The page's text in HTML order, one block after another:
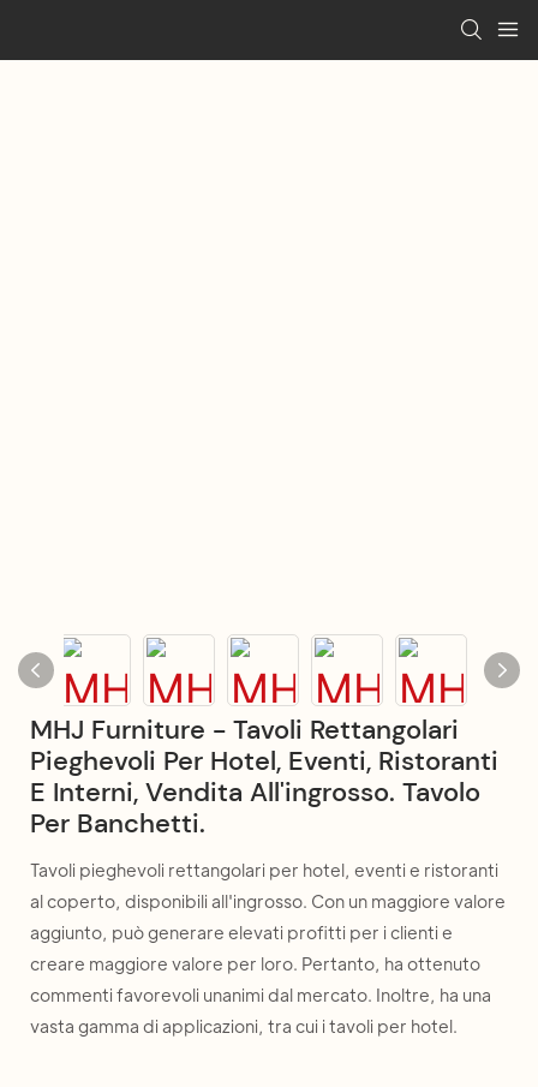
MHJ Furniture - Tavoli Rettangolari
Pieghevoli Per Hotel, Eventi, Ristoranti
E Interni, Vendita All'ingrosso. Tavolo
Per Banchetti.
Tavoli pieghevoli rettangolari per hotel, eventi e ristoranti
al coperto, disponibili all'ingrosso. Con un maggiore valore
aggiunto, può generare elevati profitti per i clienti e
creare maggiore valore per loro. Pertanto, ha ottenuto
commenti favorevoli unanimi dal mercato. Inoltre, ha una
vasta gamma di applicazioni, tra cui i tavoli per hotel.